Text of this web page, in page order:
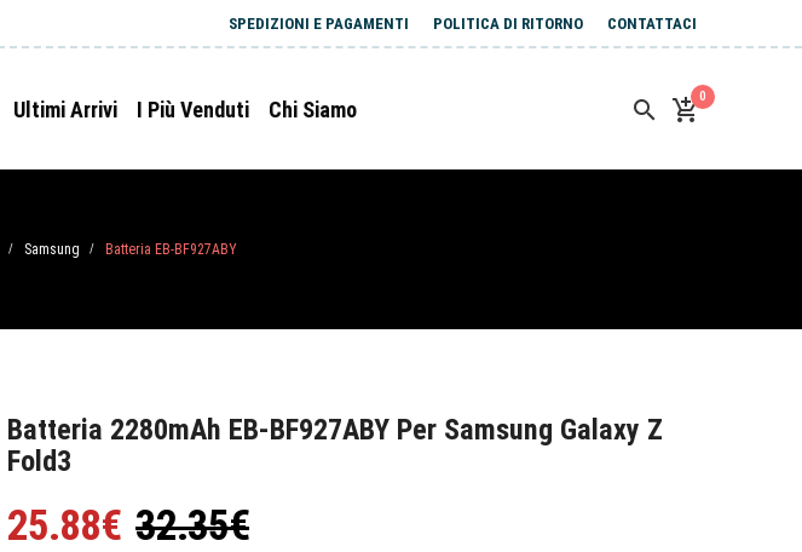
SPEDIZIONI E PAGAMENTI POLITICA DI RITORNO CONTATTACI
Ultimi Arrivi I Più Venduti Chi Siamo
0
/ Samsung / Batteria EB-BF927ABY
Batteria 2280mAh EB-BF927ABY Per Samsung Galaxy Z
Fold3
25.88€ 32.35€